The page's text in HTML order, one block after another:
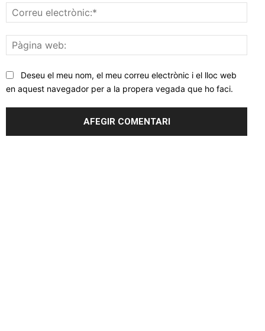
web:
Deseu el meu nom, el meu correu electrònic i el lloc web
en aquest navegador per a la propera vegada que ho faci.